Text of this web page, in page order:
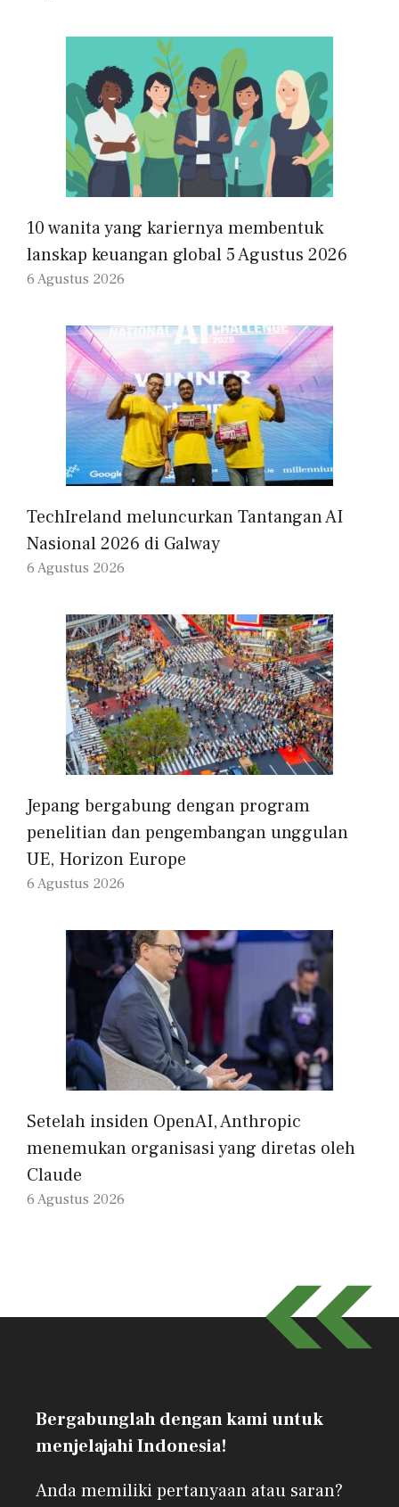
10 wanita yang kariernya membentuk
lanskap keuangan global 5 Agustus 2026
6 Agustus 2026
TechIreland meluncurkan Tantangan AI
Nasional 2026 di Galway
6 Agustus 2026
Jepang bergabung dengan program
penelitian dan pengembangan unggulan
UE, Horizon Europe
6 Agustus 2026
Setelah insiden OpenAI, Anthropic
menemukan organisasi yang diretas oleh
Claude
6 Agustus 2026
Bergabunglah dengan kami untuk
menjelajahi Indonesia!
Anda memiliki pertanyaan atau saran?